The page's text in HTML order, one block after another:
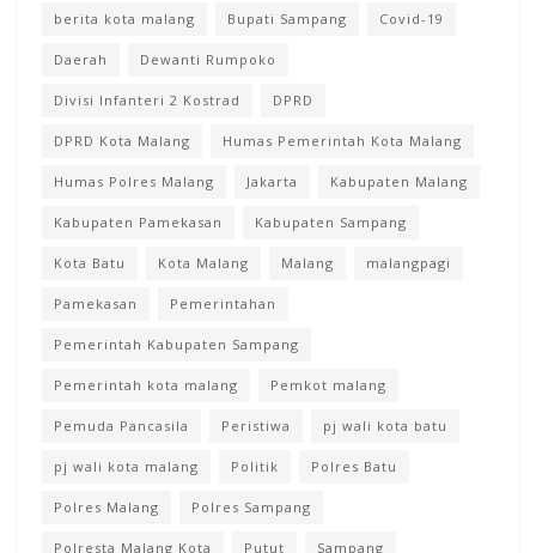
berita kota malang Bupati Sampang Covid-19
Daerah Dewanti Rumpoko
Divisi Infanteri 2 Kostrad DPRD
DPRD Kota Malang Humas Pemerintah Kota Malang
Humas Polres Malang Jakarta Kabupaten Malang
Kabupaten Pamekasan Kabupaten Sampang
Kota Batu Kota Malang Malang malangpagi
Pamekasan Pemerintahan
Pemerintah Kabupaten Sampang
Pemerintah kota malang Pemkot malang
Pemuda Pancasila Peristiwa pj wali kota batu
pj wali kota malang Politik Polres Batu
Polres Malang Polres Sampang
Polresta Malang Kota Putut Sampang